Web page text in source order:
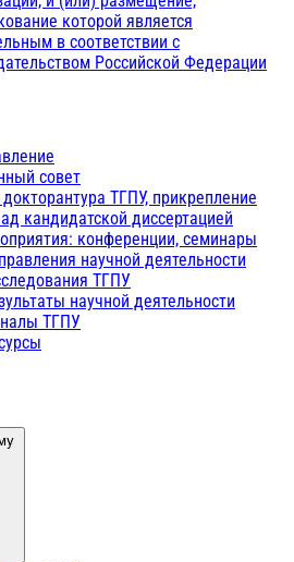
которой является
в соответствии с
Российской Федерации
совет
ТГПУ, прикрепление
кандидатской диссертацией
конференции, семинары
научной деятельности
ТГПУ
научной деятельности
ТГПУ